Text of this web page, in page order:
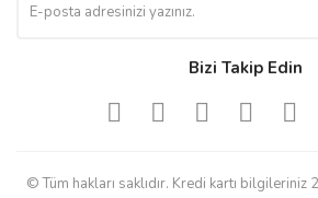
Bizi Takip Edin
© Tüm hakları saklıdır. Kredi kartı bilgileriniz